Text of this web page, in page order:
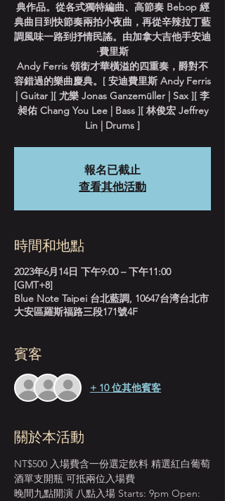
典作品。從各式獨特編曲、高節奏 Bebop 經
典曲目到快節奏兩拍小夜曲，再從辛辣拉丁藍
調風味一路到抒情民謠。由加拿大吉他手安迪
·費里斯
Andy Ferris 領銜才華橫溢的四重奏，爵對不
容錯過的樂曲慶典。[ 安迪費里斯 Andy Ferris
| Guitar ][ 尤樂 Jonas Ganzemüller | Sax ][ 李
昶佑 Chang You Lee | Bass ][ 林俊宏 Jeffrey
Lin | Drums ]
報名已截止
查看其他活動
時間和地點
2023年6月14日 下午9:00 – 下午11:00
[GMT+8]
Blue Note Taipei 台北藍調, 10647台湾台北市
大安區羅斯福路三段171號4F
賓客
+ 10 位其他賓客
關於本活動
NT$500 入場費含一份選定飲料 精選紅白葡萄
酒單支開瓶 可抵兩位入場費
晚間九點開演 八點入場 Starts: 9pm Open: